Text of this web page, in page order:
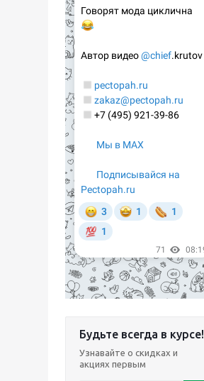
Будьте всегда в курсе!
Узнавайте о скидках и
акциях первым